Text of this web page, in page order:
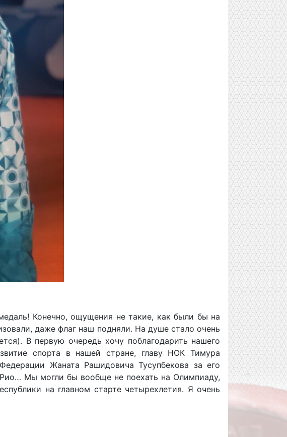
Конечно, ощущения не такие, как были бы на
даже флаг наш подняли. На душе стало очень
В первую очередь хочу поблагодарить нашего
спорта в нашей стране, главу НОК Тимура
Жаната Рашидовича Тусупбекова за его
Рио… Мы могли бы вообще не поехать на Олимпиаду,
на главном старте четырехлетия. Я очень